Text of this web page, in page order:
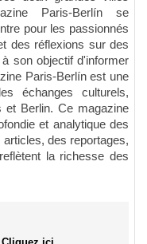
Paris-Berlín se
pour les passionnés
des réflexions sur des
son objectif d'informer
Paris-Berlín est une
échanges culturels,
et Berlin. Ce magazine
et analytique des
des reportages,
la richesse des